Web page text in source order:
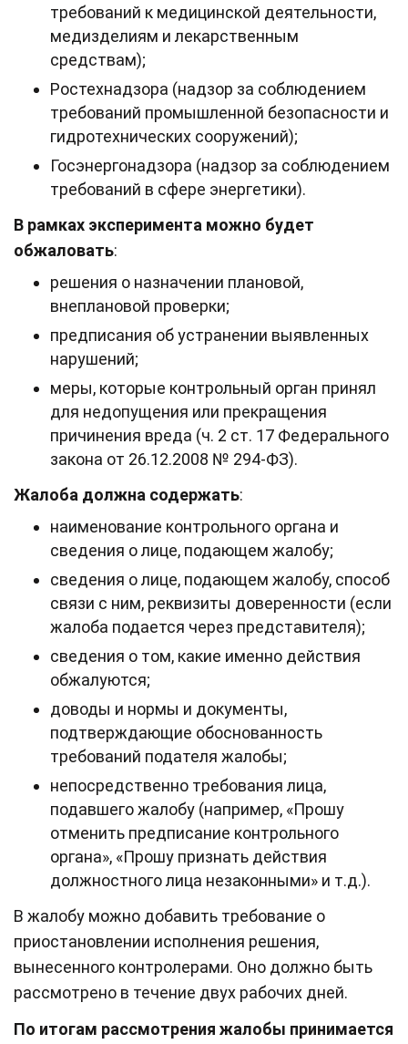
требований к медицинской деятельности,
медизделиям и лекарственным
средствам);
Ростехнадзора (надзор за соблюдением
требований промышленной безопасности и
гидротехнических сооружений);
Госэнергонадзора (надзор за соблюдением
требований в сфере энергетики).
В рамках эксперимента можно будет
обжаловать:
решения о назначении плановой,
внеплановой проверки;
предписания об устранении выявленных
нарушений;
меры, которые контрольный орган принял
для недопущения или прекращения
причинения вреда (ч. 2 ст. 17 Федерального
закона от 26.12.2008 № 294-ФЗ).
Жалоба должна содержать:
наименование контрольного органа и
сведения о лице, подающем жалобу;
сведения о лице, подающем жалобу, способ
связи с ним, реквизиты доверенности (если
жалоба подается через представителя);
сведения о том, какие именно действия
обжалуются;
доводы и нормы и документы,
подтверждающие обоснованность
требований подателя жалобы;
непосредственно требования лица,
подавшего жалобу (например, «Прошу
отменить предписание контрольного
органа», «Прошу признать действия
должностного лица незаконными» и т.д.).
В жалобу можно добавить требование о
приостановлении исполнения решения,
вынесенного контролерами. Оно должно быть
рассмотрено в течение двух рабочих дней.
По итогам рассмотрения жалобы принимается